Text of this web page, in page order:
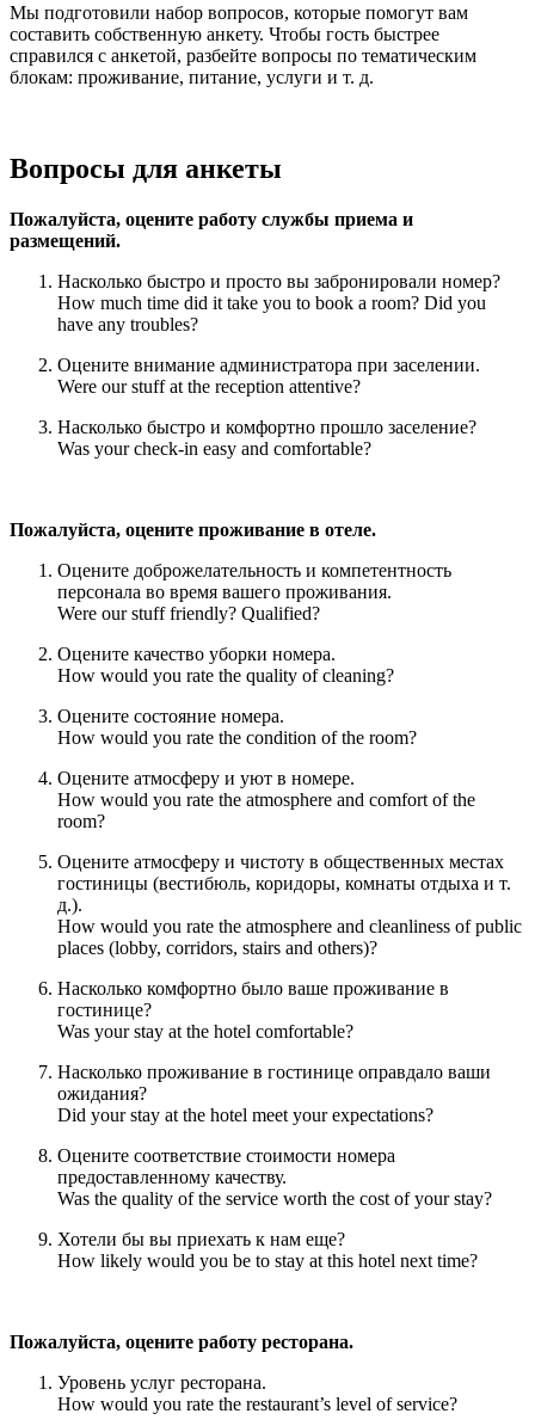
Мы подготовили набор вопросов, которые помогут вам
составить собственную анкету. Чтобы гость быстрее
справился с анкетой, разбейте вопросы по тематическим
блокам: проживание, питание, услуги и т. д.
Вопросы для анкеты
Пожалуйста, оцените работу службы приема и
размещений.
Насколько быстро и просто вы забронировали номер?
How much time did it take you to book a room? Did you
have any troubles?
Оцените внимание администратора при заселении.
Were our stuff at the reception attentive?
Насколько быстро и комфортно прошло заселение?
Was your check-in easy and comfortable?
Пожалуйста, оцените проживание в отеле.
Оцените доброжелательность и компетентность
персонала во время вашего проживания.
Were our stuff friendly? Qualified?
Оцените качество уборки номера.
How would you rate the quality of cleaning?
Оцените состояние номера.
How would you rate the condition of the room?
Оцените атмосферу и уют в номере.
How would you rate the atmosphere and comfort of the
room?
Оцените атмосферу и чистоту в общественных местах
гостиницы (вестибюль, коридоры, комнаты отдыха и т.
д.).
How would you rate the atmosphere and cleanliness of public
places (lobby, corridors, stairs and others)?
Насколько комфортно было ваше проживание в
гостинице?
Was your stay at the hotel comfortable?
Насколько проживание в гостинице оправдало ваши
ожидания?
Did your stay at the hotel meet your expectations?
Оцените соответствие стоимости номера
предоставленному качеству.
Was the quality of the service worth the cost of your stay?
Хотели бы вы приехать к нам еще?
How likely would you be to stay at this hotel next time?
Пожалуйста, оцените работу ресторана.
Уровень услуг ресторана.
How would you rate the restaurant’s level of service?